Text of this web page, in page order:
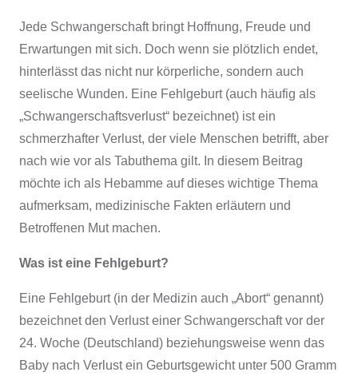
Jede Schwangerschaft bringt Hoffnung, Freude und
Erwartungen mit sich. Doch wenn sie plötzlich endet,
hinterlässt das nicht nur körperliche, sondern auch
seelische Wunden. Eine Fehlgeburt (auch häufig als
„Schwangerschaftsverlust“ bezeichnet) ist ein
schmerzhafter Verlust, der viele Menschen betrifft, aber
nach wie vor als Tabuthema gilt. In diesem Beitrag
möchte ich als Hebamme auf dieses wichtige Thema
aufmerksam, medizinische Fakten erläutern und
Betroffenen Mut machen.
Was ist eine Fehlgeburt?
Eine Fehlgeburt (in der Medizin auch „Abort“ genannt)
bezeichnet den Verlust einer Schwangerschaft vor der
24. Woche (Deutschland) beziehungsweise wenn das
Baby nach Verlust ein Geburtsgewicht unter 500 Gramm